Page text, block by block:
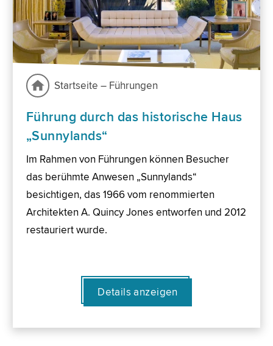
Startseite – Führungen
Führung durch das historische Haus
„Sunnylands“
Im Rahmen von Führungen können Besucher
das berühmte Anwesen „Sunnylands“
besichtigen, das 1966 vom renommierten
Architekten A. Quincy Jones entworfen und 2012
restauriert wurde.
Details anzeigen